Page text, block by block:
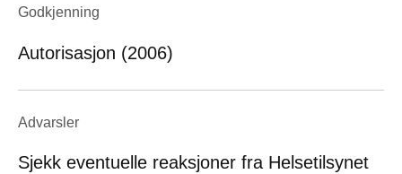
Godkjenning
Autorisasjon (2006)
Advarsler
Sjekk eventuelle reaksjoner fra Helsetilsynet